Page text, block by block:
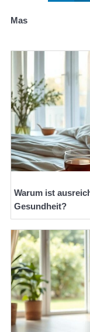
Mas
Warum ist
Gesundheit?